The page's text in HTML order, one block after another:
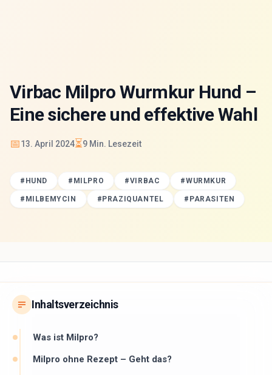
Virbac Milpro Wurmkur Hund –
Eine sichere und effektive Wahl
📅13. April 2024⏳9 Min. Lesezeit
# HUND # MILPRO #VIRBAC #WURMKUR
# MILBEMYCIN # PRAZIQUANTEL # PARASITEN
Inhaltsverzeichnis
Was ist Milpro?
Milpro ohne Rezept – Geht das?